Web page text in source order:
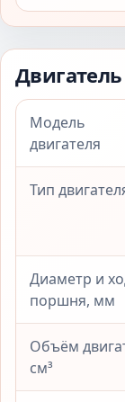
Модель
двигателя
Тип
Диаметр и
поршня, мм
Объём
см³